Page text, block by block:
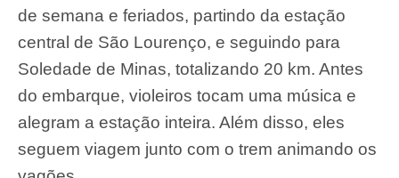
de semana e feriados, partindo da estação
central de São Lourenço, e seguindo para
Soledade de Minas, totalizando 20 km. Antes
do embarque, violeiros tocam uma música e
alegram a estação inteira. Além disso, eles
seguem viagem junto com o trem animando os